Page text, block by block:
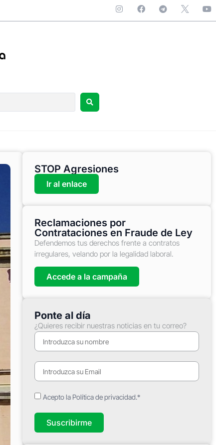
STOP Agresiones
Ir al enlace
Reclamaciones por
Contrataciones en Fraude de Ley
Defendemos tus derechos frente a contratos
irregulares, velando por la legalidad laboral.
Accede a la campaña
Ponte al día
¿Quieres recibir nuestras noticias en tu correo?
Acepto la Política de privacidad.*
Suscribirme